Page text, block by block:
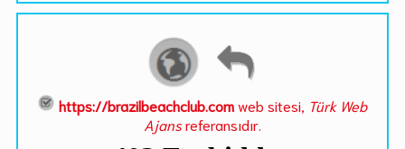
https://brazilbeachclub.comweb sitesi, Türk Web
Ajansreferansıdır.